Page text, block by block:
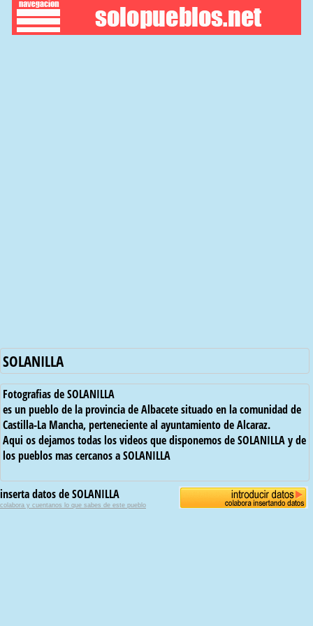
SOLANILLA
Fotografias de SOLANILLA
es un pueblo de la provincia de Albacete situado en la comunidad de
Castilla-La Mancha, perteneciente al ayuntamiento de Alcaraz.
Aqui os dejamos todas los videos que disponemos de SOLANILLA y de
los pueblos mas cercanos a SOLANILLA
inserta datos de SOLANILLA
colabora y cuentanos lo que sabes de este pueblo